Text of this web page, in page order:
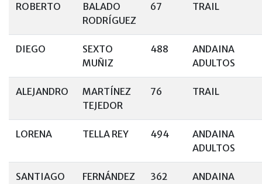
ROBERTO
BALADO
RODRÍGUEZ
67 TRAIL
DIEGO
SEXTO
MUÑIZ
488
ANDAINA
ADULTOS
ALEJANDRO
MARTÍNEZ
TEJEDOR
76 TRAIL
LORENA TELLA REY 494
ANDAINA
ADULTOS
SANTIAGO
FERNÁNDEZ
362
ANDAINA